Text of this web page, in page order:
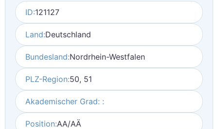
ID:121127
Land:Deutschland
Bundesland:Nordrhein-Westfalen
PLZ-Region:50, 51
Akademischer Grad: :
Position:AA/AÄ